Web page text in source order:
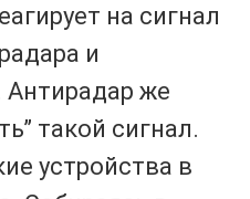
на сигнал
и
же
такой сигнал.
устройства в